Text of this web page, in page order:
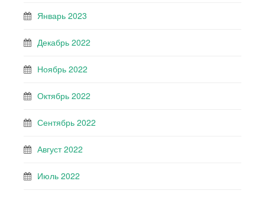
Январь 2023
Декабрь 2022
Ноябрь 2022
Октябрь 2022
Сентябрь 2022
Август 2022
Июль 2022